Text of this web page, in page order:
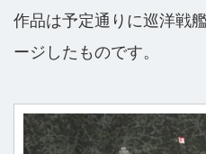
作品は予定通りに巡洋戦
ージしたものです。